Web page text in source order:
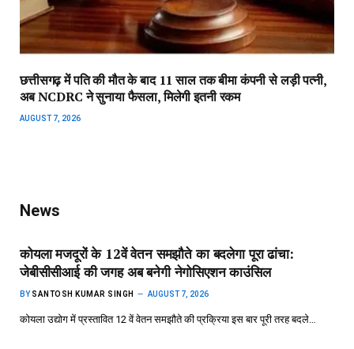
छत्तीसगढ़ में पति की मौत के बाद 11 साल तक बीमा कंपनी से लड़ी पत्नी,
अब NCDRC ने सुनाया फैसला, मिलेगी इतनी रकम
AUGUST 7, 2026
News
कोयला मजदूरों के 12वें वेतन समझौते का बदलेगा पूरा ढांचा:
जेबीसीसीआई की जगह अब बनेगी नेगोसिएशन काउंसिल
BY SANTOSH KUMAR SINGH AUGUST 7, 2026
कोयला उद्योग में प्रस्तावित 12 वें वेतन समझौते की प्रक्रिया इस बार पूरी तरह बदले…